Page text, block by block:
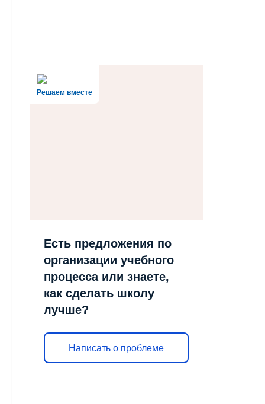
Решаем вместе
Есть предложения по
организации учебного
процесса или знаете,
как сделать школу
лучше?
Написать о проблеме